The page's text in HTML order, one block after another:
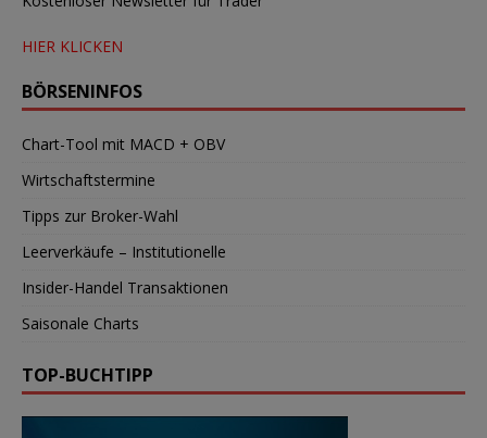
HIER KLICKEN
BÖRSENINFOS
Chart-Tool mit MACD + OBV
Wirtschaftstermine
Tipps zur Broker-Wahl
Leerverkäufe – Institutionelle
Insider-Handel Transaktionen
Saisonale Charts
TOP-BUCHTIPP